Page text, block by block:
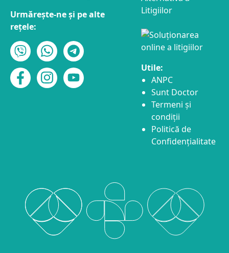
Urmărește-ne și pe alte
rețele:
Utile:
ANPC
Sunt Doctor
Termeni și
condiții
Politică de
Confidențialitate